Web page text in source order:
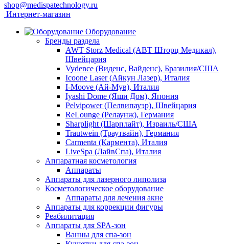
shop@medispatechnology.ru
Интернет-магазин
Оборудование
Бренды раздела
AWT Storz Medical (АВТ Шторц Медикал),
Швейцария
Vydence (Виденс, Вайденс), Бразилия/США
Icoone Laser (Айкун Лазер), Италия
I-Moove (Ай-Мув), Италия
Iyashi Dome (Яши Дом), Япония
Pelvipower (Пелвипауэр), Швейцария
ReLounge (Релаунж), Германия
Sharplight (Шарплайт), Израиль/США
Trautwein (Траутвайн), Германия
Carmenta (Кармента), Италия
LiveSpa (ЛайвСпа), Италия
Аппаратная косметология
Аппараты
Аппараты для лазерного липолиза
Косметологическое оборудование
Аппараты для лечения акне
Аппараты для коррекции фигуры
Реабилитация
Аппараты для SPA-зон
Ванны для спа-зон